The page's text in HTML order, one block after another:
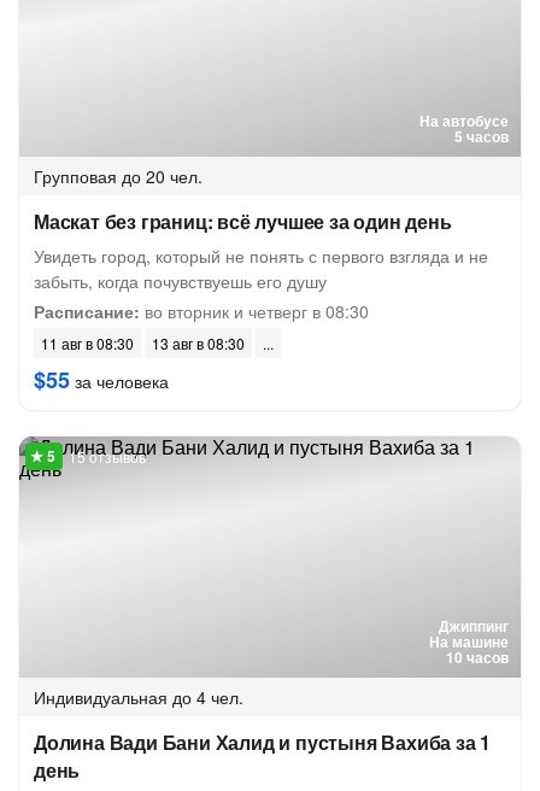
На автобусе
5 часов
Групповая до 20 чел.
Маскат без границ: всё лучшее за один день
Увидеть город, который не понять с первого взгляда и не
забыть, когда почувствуешь его душу
Расписание: во вторник и четверг в 08:30
11 авг в 08:30 13 авг в 08:30
$55 за человека
Джиппинг
На машине
10 часов
15 отзывов
Индивидуальная до 4 чел.
Долина Вади Бани Халид и пустыня Вахиба за 1
день